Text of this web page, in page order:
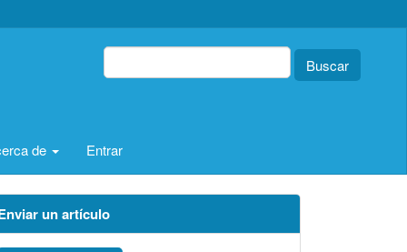
Buscar
de Entrar
un artículo